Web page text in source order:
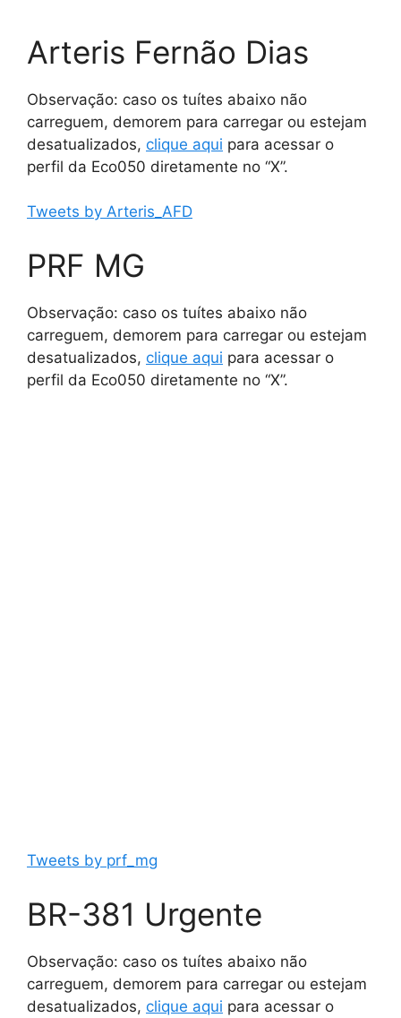
Arteris Fernão Dias
Observação: caso os tuítes abaixo não
carreguem, demorem para carregar ou estejam
desatualizados, clique aqui para acessar o
perfil da Eco050 diretamente no “X”.
Tweets by Arteris_AFD
PRF MG
Observação: caso os tuítes abaixo não
carreguem, demorem para carregar ou estejam
desatualizados, clique aqui para acessar o
perfil da Eco050 diretamente no “X”.
Tweets by prf_mg
BR-381 Urgente
Observação: caso os tuítes abaixo não
carreguem, demorem para carregar ou estejam
desatualizados, clique aqui para acessar o